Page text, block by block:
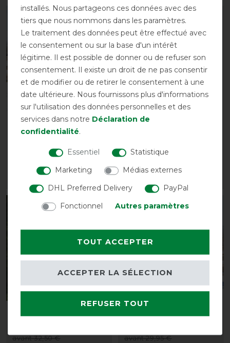
-10%
Couvre-reins en polaire
QHP avec ornement
avant 29,95 €
-10%
Extension de poitrine
avant 9,90 €
Nouveau
avant 32,50 €
-10%
avant 29,95 €
installés. Nous partageons ces données avec des
tiers que nous nommons dans les paramètres.
Le traitement des données peut être effectué avec
le consentement ou sur la base d'un intérêt
légitime. Il est possible de donner ou de refuser son
consentement. Il existe un droit de ne pas consentir
et de modifier ou de retirer le consentement à une
date ultérieure. Nous fournissons plus d'informations
sur l'utilisation des données personnelles et des
services dans notre Déclaration de
confidentialité.
Essentiel
Statistique
Marketing
Médias externes
DHL Preferred Delivery
PayPal
Fonctionnel
Autres paramètres
TOUT ACCEPTER
REFUSER TOUT
ACCEPTER LA SÉLECTION